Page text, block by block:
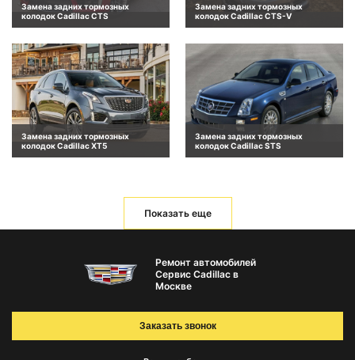
Замена задних тормозных
колодок Cadillac CTS
Замена задних тормозных
колодок Cadillac CTS-V
Замена задних тормозных
колодок Cadillac XT5
Замена задних тормозных
колодок Cadillac STS
Показать еще
Ремонт автомобилей
Сервис Cadillac в
Москве
Заказать звонок